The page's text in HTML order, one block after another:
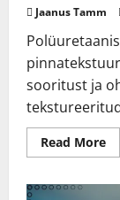
Jaanus Tamm
sooritust ja
Read More